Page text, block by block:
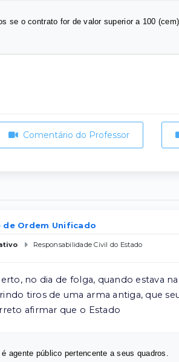
se o contrato for de valor superior a 100
Comentário do Professor
de Ordem Unificado
Responsabilidade Civil do Estado
no dia de folga, quando estava
tiros de uma arma antiga, que
afirmar que o Estado
agente público pertencente a seus quadros.